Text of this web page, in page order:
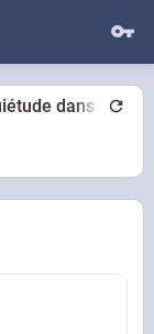
dans un